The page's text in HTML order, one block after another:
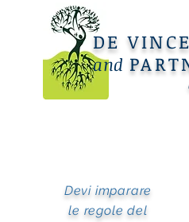
DE
and
Devi imparare
le regole del